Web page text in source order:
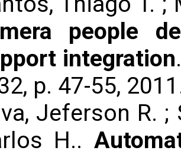
people
integration
p. 47-55,
Jeferson R.
H..